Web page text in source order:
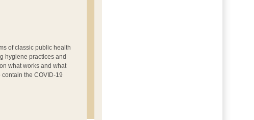
of classic public health
hygiene practices and
what works and what
the COVID-19